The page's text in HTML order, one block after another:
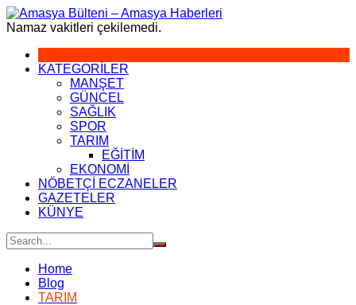
Skip
to
Namaz vakitleri çekilemedi.
KATEGORİLER
MANŞET
GÜNCEL
SAĞLIK
SPOR
TARIM
EĞİTİM
EKONOMİ
NÖBETÇİ ECZANELER
GAZETELER
KÜNYE
Home
Blog
TARIM